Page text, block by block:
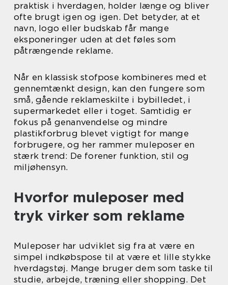
praktisk i hverdagen, holder længe og bliver
ofte brugt igen og igen. Det betyder, at et
navn, logo eller budskab får mange
eksponeringer uden at det føles som
påtrængende reklame.
Når en klassisk stofpose kombineres med et
gennemtænkt design, kan den fungere som
små, gående reklameskilte i bybilledet, i
supermarkedet eller i toget. Samtidig er
fokus på genanvendelse og mindre
plastikforbrug blevet vigtigt for mange
forbrugere, og her rammer muleposer en
stærk trend: De forener funktion, stil og
miljøhensyn.
Hvorfor muleposer med
tryk virker som reklame
Muleposer har udviklet sig fra at være en
simpel indkøbspose til at være et lille stykke
hverdagstøj. Mange bruger dem som taske til
studie, arbejde, træning eller shopping. Det